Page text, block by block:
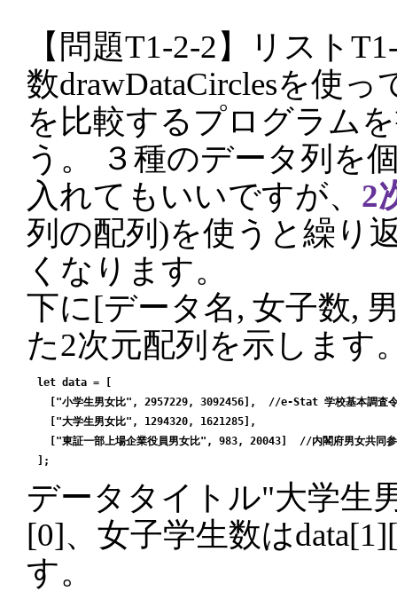
【問題T1-2-2】リスト
数drawDataCirclesを使
を比較するプログラム
う。 ３種のデータ列を
入れてもいいですが、 2
列の配列)を使うと繰り
くなります。
下に[データ名, 女子数,
た2次元配列を示します
let data = [
["小学生男女比", 2957229, 3092456],  //e-Stat 学校基本調査
  ["大学生男女比", 1294320, 1621285],
["東証一部上場企業役員男女比", 983, 20043]  //内閣府男女共同
データタイトル"大学生
[0]、女子学生数は
す。